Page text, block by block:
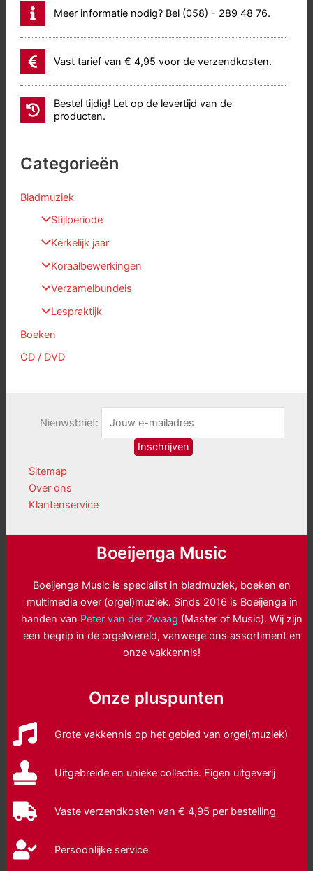
Meer informatie nodig? Bel (058) - 289 48 76.
Vast tarief van € 4,95 voor de verzendkosten.
Bestel tijdig! Let op de levertijd van de
producten.
Categorieën
Bladmuziek
Stijlperiode
Kerkelijk jaar
Koraalbewerkingen
Verzamelbundels
Lespraktijk
Boeken
CD / DVD
Nieuwsbrief:
Sitemap
Over ons
Klantenservice
Boeijenga Music
Boeijenga Music is specialist in bladmuziek, boeken en
multimedia over (orgel)muziek. Sinds 2016 is Boeijenga in
handen van Peter van der Zwaag (Master of Music). Wij zijn
een begrip in de orgelwereld, vanwege ons assortiment en
onze vakkennis!
Onze pluspunten
Grote vakkennis op het gebied van orgel(muziek)
Uitgebreide en unieke collectie. Eigen uitgeverij
Vaste verzendkosten van € 4,95 per bestelling
Persoonlijke service